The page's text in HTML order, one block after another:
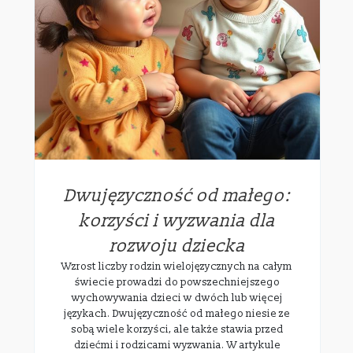
Dwujęzyczność od małego:
korzyści i wyzwania dla
rozwoju dziecka
Wzrost liczby rodzin wielojęzycznych na całym
świecie prowadzi do powszechniejszego
wychowywania dzieci w dwóch lub więcej
językach. Dwujęzyczność od małego niesie ze
sobą wiele korzyści, ale także stawia przed
dziećmi i rodzicami wyzwania. W artykule